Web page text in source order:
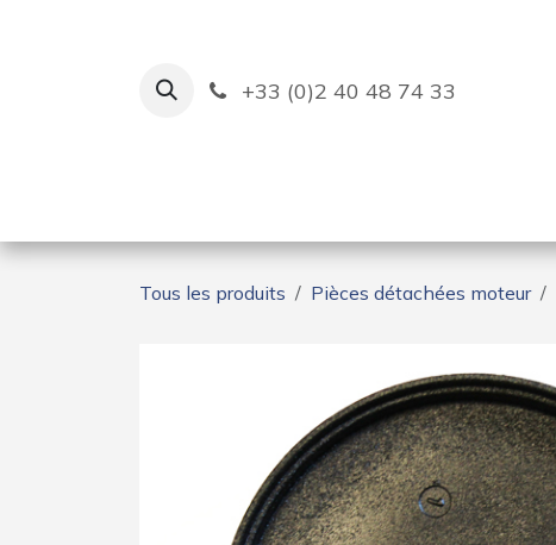
+33 (0)2 40 48 74 33
Tous les produits Pièces détachées moteur